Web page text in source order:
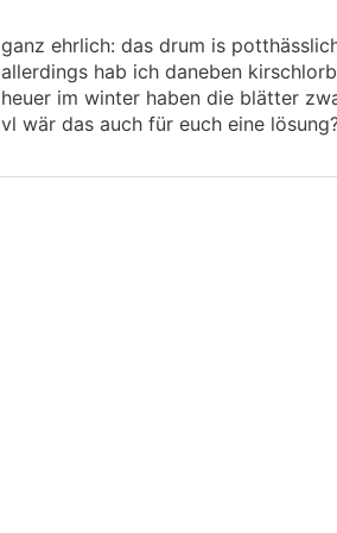
ganz ehrlich: das drum is
allerdings hab ich daneben
heuer im winter haben die blätter
vl wär das auch für euch eine